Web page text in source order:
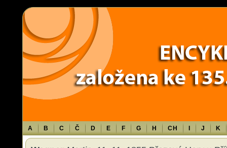
Warning: Use of undefined constant TXT - assumed 'TXT' (this will throw
content/themes/sablona/functions.php
A B C Č D E F G H CH J K